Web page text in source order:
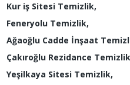
Kur iş Sitesi Temizlik,
Feneryolu Temizlik,
Ağaoğlu Cadde İnşaat
Çakıroğlu Rezidance
Yeşilkaya Sitesi Temizlik,